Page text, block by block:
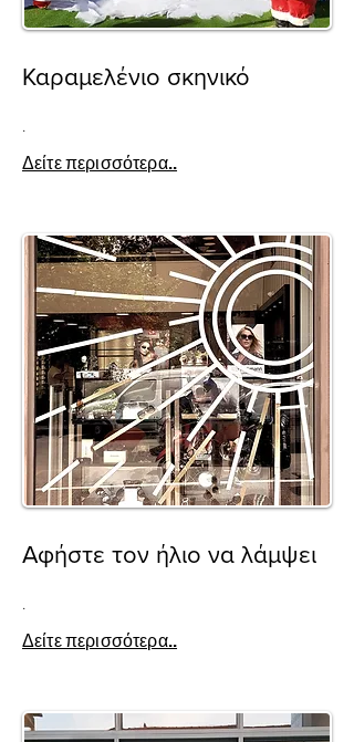
Καραμελένιο σκηνικό
.
Δείτε περισσότερα..
Αφήστε τον ήλιο να λάμψει
.
Δείτε περισσότερα..